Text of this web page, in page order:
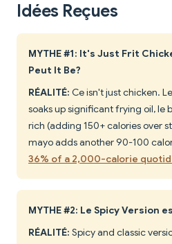
Idées Reçues
MYTHE #1: It's Just Frit
Peut It Be?
RÉALITÉ: Ce isn't just chicken.
soaks up significant frying oil, le
rich (adding 150+ calories over
mayo adds another 90-100
36% of a 2,000-calorie
MYTHE #2: Le Spicy Version
RÉALITÉ: Spicy and classic